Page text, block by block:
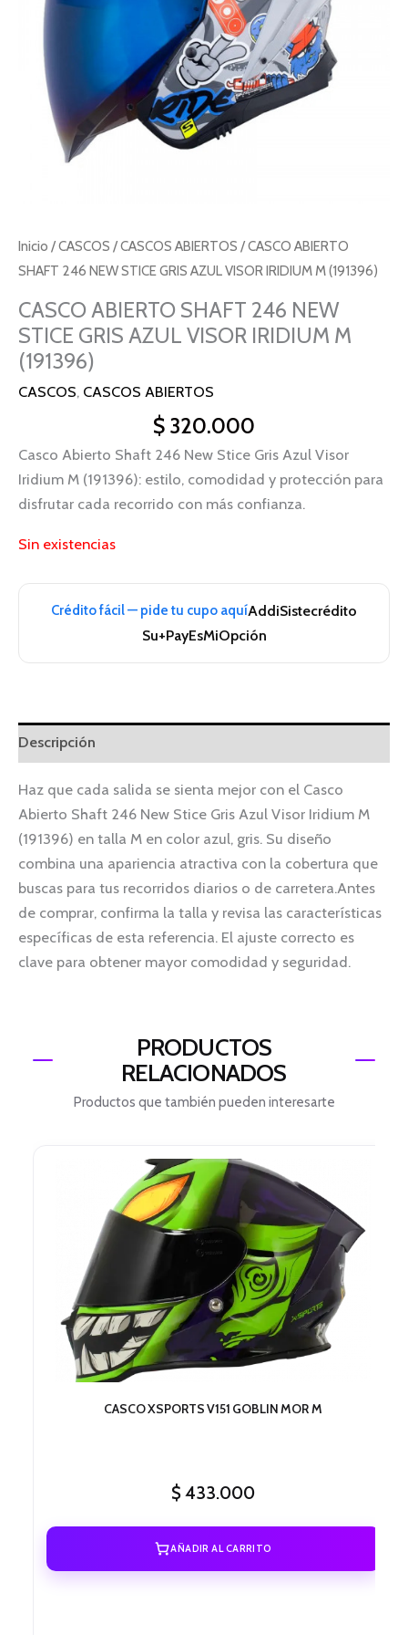
Inicio /CASCOS /CASCOS ABIERTOS / CASCO ABIERTO
SHAFT 246 NEW STICE GRIS AZUL VISOR IRIDIUM M (191396)
CASCO ABIERTO SHAFT 246 NEW
STICE GRIS AZUL VISOR IRIDIUM M
(191396)
CASCOS, CASCOS ABIERTOS
$ 320.000
Casco Abierto Shaft 246 New Stice Gris Azul Visor
Iridium M (191396): estilo, comodidad y protección para
disfrutar cada recorrido con más confianza.
Sin existencias
Crédito fácil — pide tu cupo aquíAddiSistecrédito
Su+PayEsMiOpción
Descripción
Haz que cada salida se sienta mejor con el Casco
Abierto Shaft 246 New Stice Gris Azul Visor Iridium M
(191396) en talla M en color azul, gris. Su diseño
combina una apariencia atractiva con la cobertura que
buscas para tus recorridos diarios o de carretera.Antes
de comprar, confirma la talla y revisa las características
específicas de esta referencia. El ajuste correcto es
clave para obtener mayor comodidad y seguridad.
PRODUCTOS
RELACIONADOS
Productos que también pueden interesarte
CASCO XSPORTS V151 GOBLIN MOR M
$433.000
AÑADIR AL CARRITO